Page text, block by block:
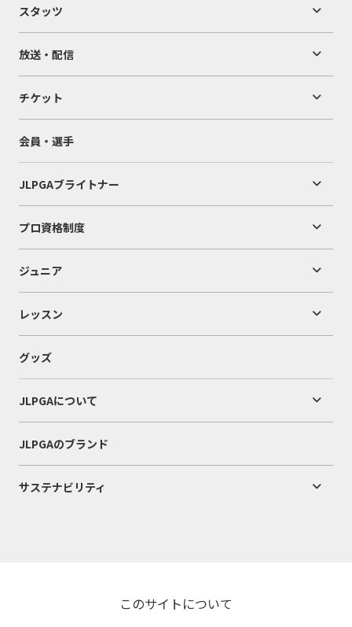
スタッツ
放送・配信
チケット
会員・選手
JLPGAブライトナー
プロ資格制度
ジュニア
レッスン
グッズ
JLPGAについて
JLPGAのブランド
サステナビリティ
このサイトについて